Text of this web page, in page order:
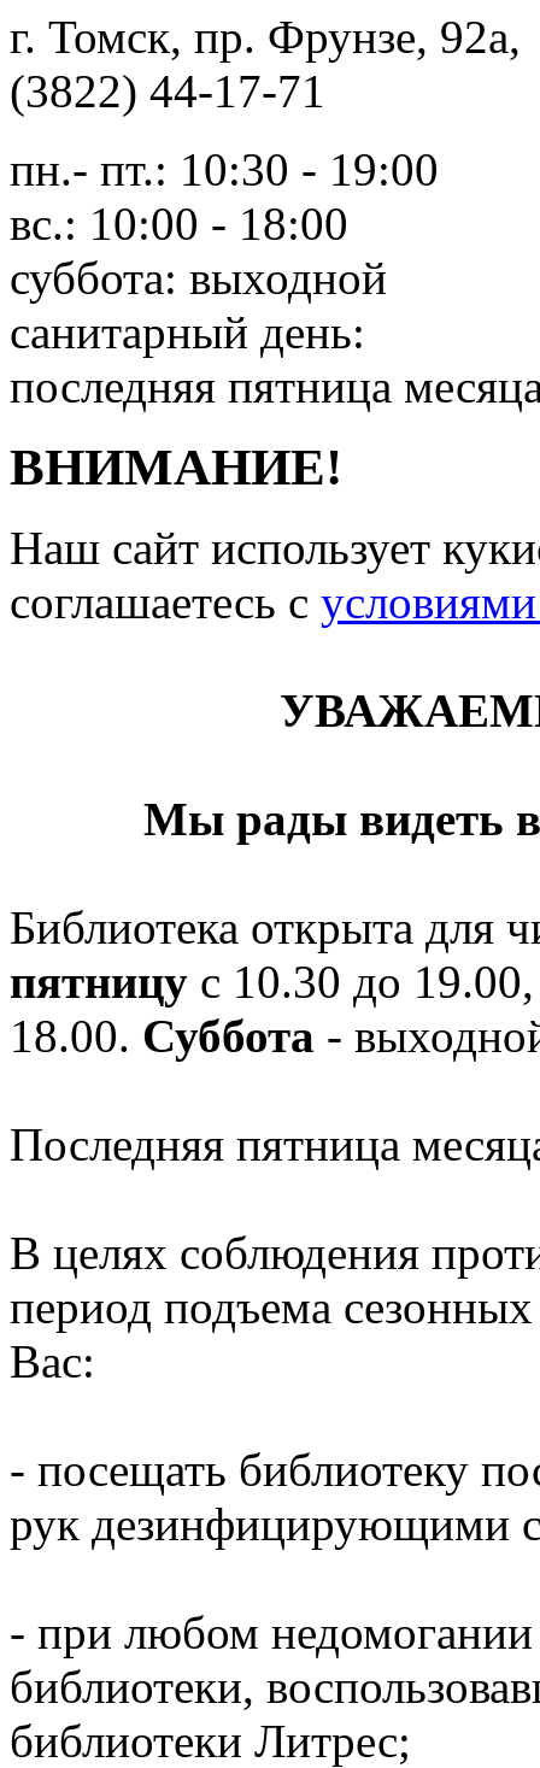
г. Томск, пр. Фрунзе,
(3822) 44-17-71
пн.- пт.: 10:30 - 19:00
вс.: 10:00 - 18:00
суббота: выходной
санитарный день:
последняя пятница
ВНИМАНИЕ!
Наш сайт использует
соглашаетесь c
Мы рады видеть
Библиотека открыта для
пятницу с 10.30 до
18.00. Суббота -
Последняя пятница
В целях соблюдения
период подъема
Вас:
- посещать библиотеку
рук дезинфицирующими
- при любом недомогании
библиотеки,
библиотеки Литрес;